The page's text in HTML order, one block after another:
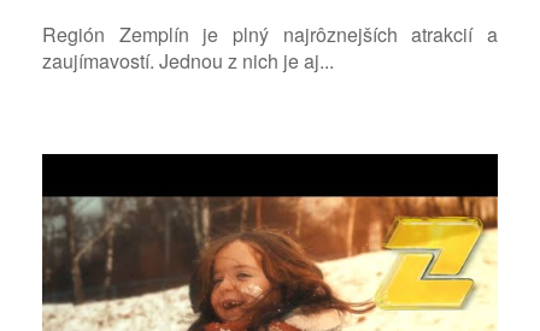
Región Zemplín je plný najrôznejších atrakcií a
zaujímavostí. Jednou z nich je aj...